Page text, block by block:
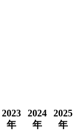
2023
年
2024
年
2025
年